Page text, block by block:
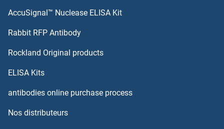
LY96 Kits ELISA
MACF1 Kits ELISA
Macrophage Mannose Receptor 1 Kits ELISA
AccuSignal™ Nuclease ELISA Kit
Rabbit RFP Antibody
Rockland Original products
ELISA Kits
antibodies online purchase process
Nos distributeurs